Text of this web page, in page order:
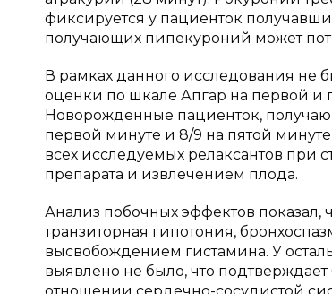
фиксируется у пациенток
получающих пипекуроний может
В рамках данного исследования не
оценки по шкале Апгар на первой и
Новорожденные пациенток,
первой минуте и 8/9 на пятой
всех исследуемых релаксантов
препарата и извлечением плода.
Анализ побочных эффектов показал,
транзиторная гипотония,
высвобождением гистамина. У
выявлено не было, что